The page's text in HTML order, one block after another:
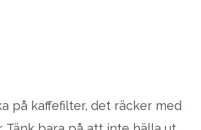
på kaffefilter, det räcker med